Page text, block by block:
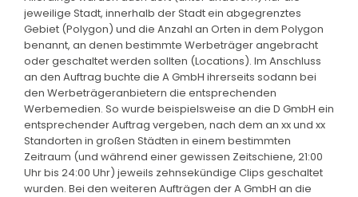
jeweilige Stadt, innerhalb der Stadt ein abgegrenztes
Gebiet (Polygon) und die Anzahl an Orten in dem Polygon
benannt, an denen bestimmte Werbeträger angebracht
oder geschaltet werden sollten (Locations). Im Anschluss
an den Auftrag buchte die A GmbH ihrerseits sodann bei
den Werbeträgeranbietern die entsprechenden
Werbemedien. So wurde beispielsweise an die D GmbH ein
entsprechender Auftrag vergeben, nach dem an xx und xx
Standorten in großen Städten in einem bestimmten
Zeitraum (und während einer gewissen Zeitschiene, 21:00
Uhr bis 24:00 Uhr) jeweils zehnsekündige Clips geschaltet
wurden. Bei den weiteren Aufträgen der A GmbH an die